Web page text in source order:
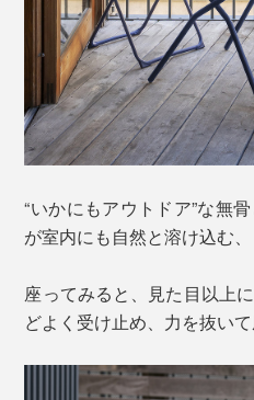
“いかにもアウトドア”な無
が室内にも自然と溶け込む、
座ってみると、見た目以上
どよく受け止め、力を抜い